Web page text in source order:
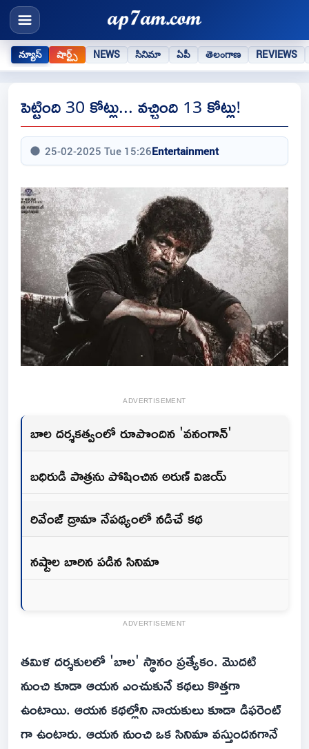
న్యూస్ షార్ట్స్ NEWS సినిమా ఏపీ తెలంగాణ REVIEWS
పెట్టింది 30 కోట్లు... వచ్చింది 13 కోట్లు!
25-02-2025 Tue 15:26Entertainment
ADVERTISEMENT
బాల దర్శకత్వంలో రూపొందిన 'వనంగాన్'
బధిరుడి పాత్రను పోషించిన అరుణ్ విజయ్
రివేంజ్ డ్రామా నేపథ్యంలో నడిచే కథ
నష్టాల బారిన పడిన సినిమా
ADVERTISEMENT
తమిళ దర్శకులలో 'బాల' స్థానం ప్రత్యేకం. మొదటి
నుంచి కూడా ఆయన ఎంచుకునే కథలు కొత్తగా
ఉంటాయి. ఆయన కథల్లోని నాయకులు కూడా డిఫరెంట్
గా ఉంటారు. ఆయన నుంచి ఒక సినిమా వస్తుందనగానే